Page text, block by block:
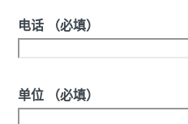
电话 （必填）
单位 （必填）